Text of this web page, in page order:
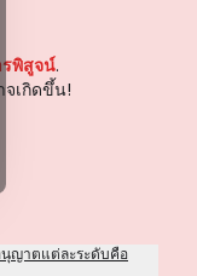
รพิสูจน์.
จเกิดขึ้น!
ญาตแต่ละระดับคือ
ารแยกเงินทุน การรายงาน
ยกว่าระดับ 1 เล็กน้อย แต่ก็
ในระดับภูมิภาคที่เชื่อถือได้
ตเหล่านี้ให้การคุ้มครองขั้น
การกำกับดูแลมีความเข้ม
ะตรวจสอบมาตรการความ
อนุญาตเหล่านี้มักขาดการ
แม้ว่าจะมีความยืดหยุ่นใน